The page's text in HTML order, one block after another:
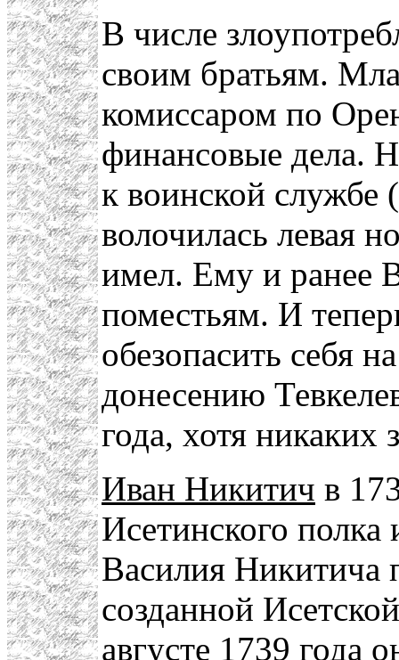
В числе
своим братьям.
комиссаром по
финансовые дела.
к воинской службе
волочилась левая
имел. Ему и ранее
поместьям. И
обезопасить себя
донесению
года, хотя никаких
Иван Никитич в
Исетинского полка
Василия Никитича
созданной
августе 1739 года